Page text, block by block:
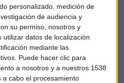
personalizado, medición de
de audiencia y
su permiso, nosotros y
utilizar datos de localización
mediante las
Puede hacer clic para
a nosotros y a nuestros 1538
a cabo el procesamiento
en Málaga y se traslado a
Es especialista en Derecho
idiomas y ha colaborado
de lucha contra el cáncer,
padeció a los 28 años. Es
inmobiliario donde desarrolló
su deseo de invertir.